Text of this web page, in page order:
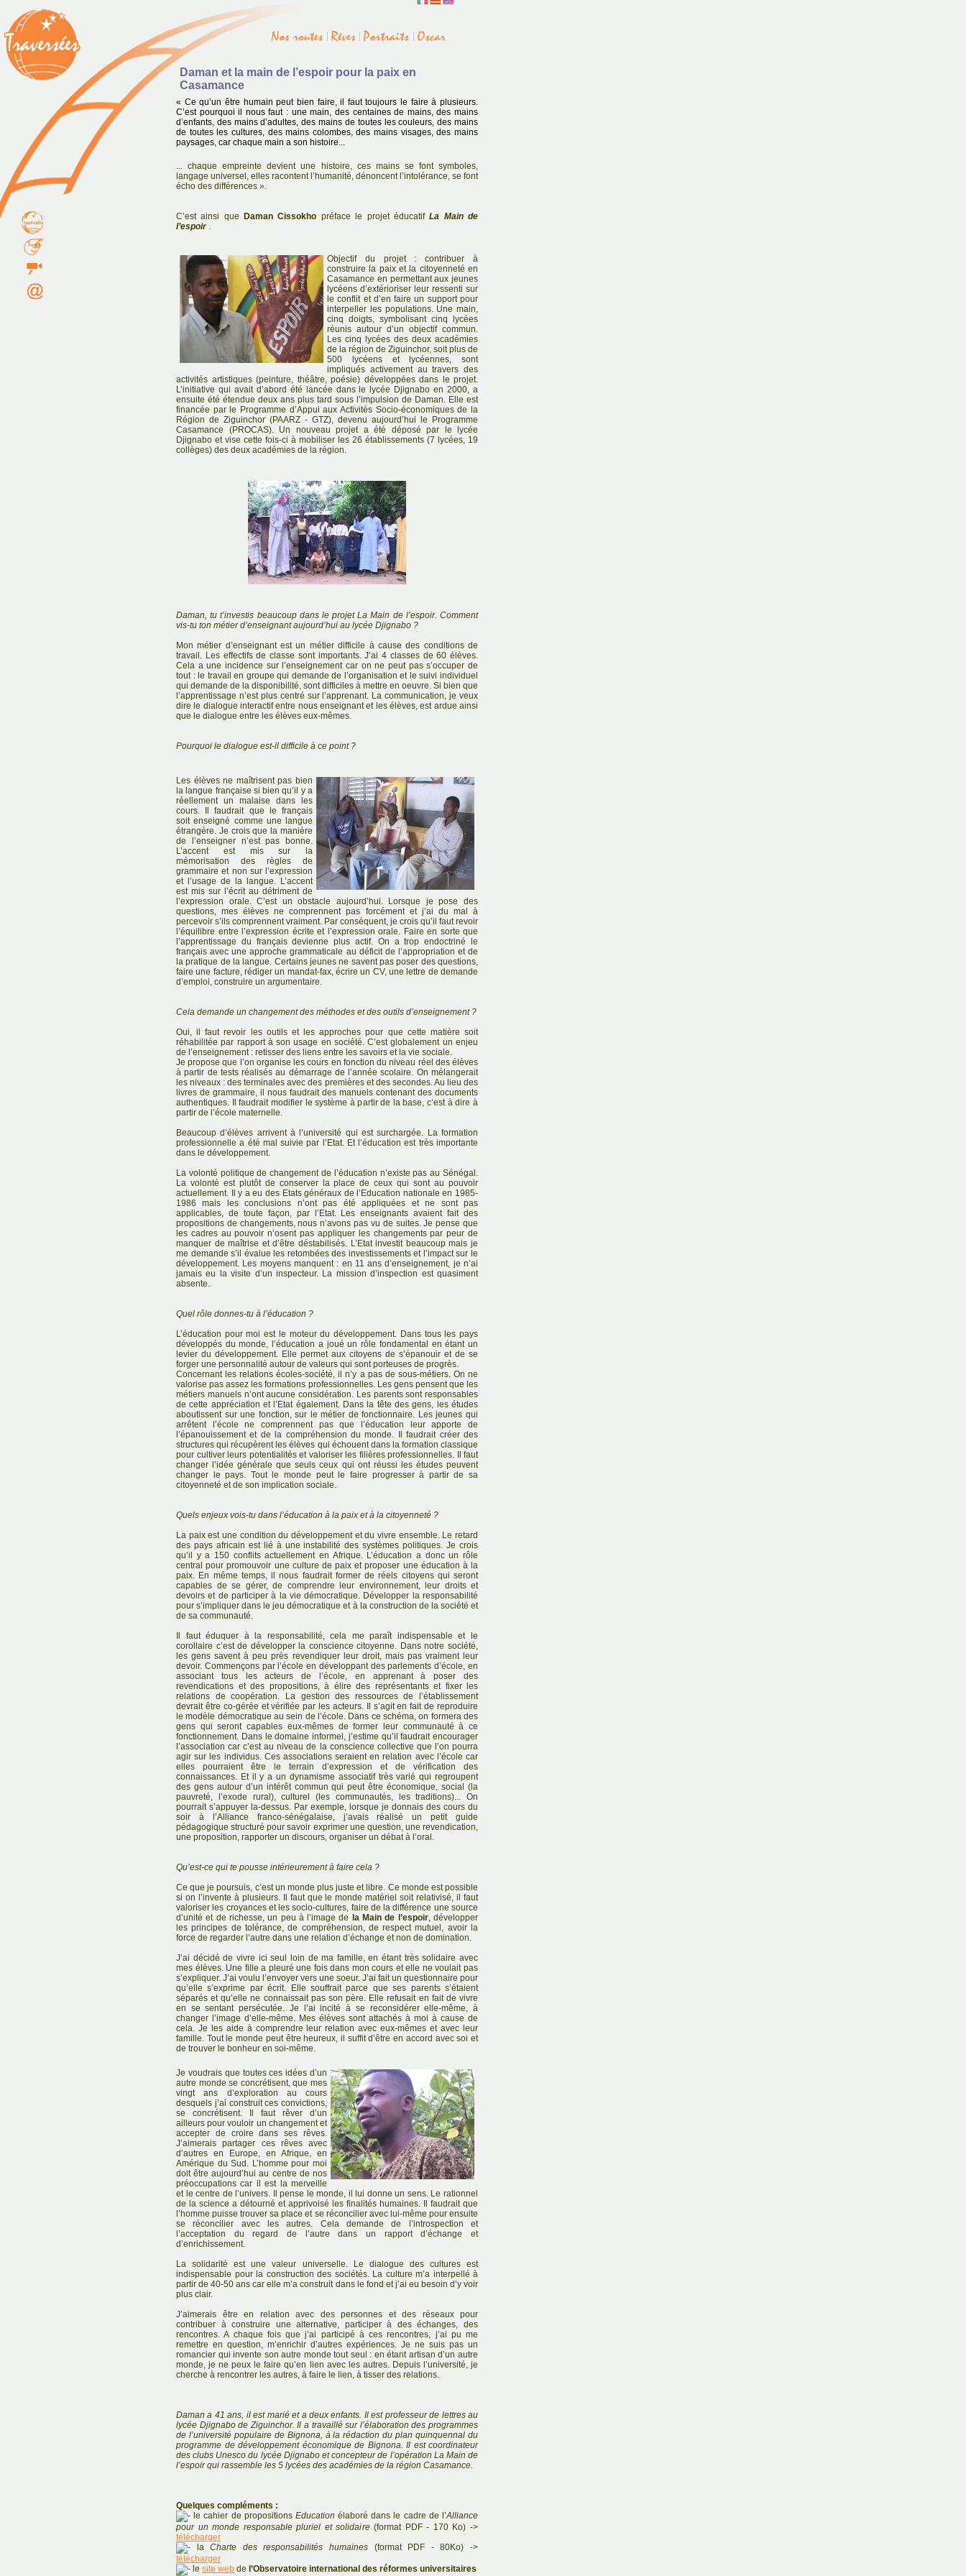
Daman et la main de l’espoir pour la paix en
Casamance
« Ce qu’un être humain peut bien faire, il faut toujours le faire à plusieurs.
C’est pourquoi il nous faut : une main, des centaines de mains, des mains
d’enfants, des mains d’adultes, des mains de toutes les couleurs, des mains
de toutes les cultures, des mains colombes, des mains visages, des mains
paysages, car chaque main a son histoire...
... chaque empreinte devient une histoire, ces mains se font symboles,
langage universel, elles racontent l’humanité, dénoncent l’intolérance, se font
écho des différences ».
C’est ainsi que Daman Cissokho préface le projet éducatifLa Main de
l’espoir .
Objectif du projet : contribuer à
construire la paix et la citoyenneté en
Casamance en permettant aux jeunes
lycéens d’extérioriser leur ressenti sur
le conflit et d’en faire un support pour
interpeller les populations. Une main,
cinq doigts, symbolisant cinq lycées
réunis autour d’un objectif commun.
Les cinq lycées des deux académies
de la région de Ziguinchor, soit plus de
500 lycéens et lycéennes, sont
impliqués activement au travers des
activités artistiques (peinture, théâtre, poésie) développées dans le projet.
L’initiative qui avait d’abord été lancée dans le lycée Djignabo en 2000, a
ensuite été étendue deux ans plus tard sous l’impulsion de Daman. Elle est
financée par le Programme d’Appui aux Activités Socio-économiques de la
Région de Ziguinchor (PAARZ - GTZ), devenu aujourd’hui le Programme
Casamance (PROCAS). Un nouveau projet a été déposé par le lycée
Djignabo et vise cette fois-ci à mobiliser les 26 établissements (7 lycées, 19
collèges) des deux académies de la région.
Daman, tu t’investis beaucoup dans le projet La Main de l’espoir. Comment
vis-tu ton métier d’enseignant aujourd’hui au lycée Djignabo ?
Mon métier d’enseignant est un métier difficile à cause des conditions de
travail. Les effectifs de classe sont importants. J’ai 4 classes de 60 élèves.
Cela a une incidence sur l’enseignement car on ne peut pas s’occuper de
tout : le travail en groupe qui demande de l’organisation et le suivi individuel
qui demande de la disponibilité, sont difficiles à mettre en oeuvre. Si bien que
l’apprentissage n’est plus centré sur l’apprenant. La communication, je veux
dire le dialogue interactif entre nous enseignant et les élèves, est ardue ainsi
que le dialogue entre les élèves eux-mêmes.
Pourquoi le dialogue est-il difficile à ce point ?
Les élèves ne maîtrisent pas bien
la langue française si bien qu’il y a
réellement un malaise dans les
cours. Il faudrait que le français
soit enseigné comme une langue
étrangère. Je crois que la manière
de l’enseigner n’est pas bonne.
L’accent est mis sur la
mémorisation des règles de
grammaire et non sur l’expression
et l’usage de la langue. L’accent
est mis sur l’écrit au détriment de
l’expression orale. C’est un obstacle aujourd’hui. Lorsque je pose des
questions, mes élèves ne comprennent pas forcément et j’ai du mal à
percevoir s’ils comprennent vraiment. Par conséquent, je crois qu’il faut revoir
l’équilibre entre l’expression écrite et l’expression orale. Faire en sorte que
l’apprentissage du français devienne plus actif. On a trop endoctriné le
français avec une approche grammaticale au déficit de l’appropriation et de
la pratique de la langue. Certains jeunes ne savent pas poser des questions,
faire une facture, rédiger un mandat-fax, écrire un CV, une lettre de demande
d’emploi, construire un argumentaire.
Cela demande un changement des méthodes et des outils d’enseignement ?
Oui, il faut revoir les outils et les approches pour que cette matière soit
réhabilitée par rapport à son usage en société. C’est globalement un enjeu
de l’enseignement : retisser des liens entre les savoirs et la vie sociale.
Je propose que l’on organise les cours en fonction du niveau réel des élèves
à partir de tests réalisés au démarrage de l’année scolaire. On mélangerait
les niveaux : des terminales avec des premières et des secondes. Au lieu des
livres de grammaire, il nous faudrait des manuels contenant des documents
authentiques. Il faudrait modifier le système à partir de la base, c’est à dire à
partir de l’école maternelle.
Beaucoup d’élèves arrivent à l’université qui est surchargée. La formation
professionnelle a été mal suivie par l’Etat. Et l’éducation est très importante
dans le développement.
La volonté politique de changement de l’éducation n’existe pas au Sénégal.
La volonté est plutôt de conserver la place de ceux qui sont au pouvoir
actuellement. Il y a eu des Etats généraux de l’Education nationale en 1985-
1986 mais les conclusions n’ont pas été appliquées et ne sont pas
applicables, de toute façon, par l’Etat. Les enseignants avaient fait des
propositions de changements, nous n’avons pas vu de suites. Je pense que
les cadres au pouvoir n’osent pas appliquer les changements par peur de
manquer de maîtrise et d’être déstabilisés. L’Etat investit beaucoup mais je
me demande s’il évalue les retombées des investissements et l’impact sur le
développement. Les moyens manquent : en 11 ans d’enseignement, je n’ai
jamais eu la visite d’un inspecteur. La mission d’inspection est quasiment
absente.
Quel rôle donnes-tu à l’éducation ?
L’éducation pour moi est le moteur du développement. Dans tous les pays
développés du monde, l’éducation a joué un rôle fondamental en étant un
levier du développement. Elle permet aux citoyens de s’épanouir et de se
forger une personnalité autour de valeurs qui sont porteuses de progrès.
Concernant les relations écoles-société, il n’y a pas de sous-métiers. On ne
valorise pas assez les formations professionnelles. Les gens pensent que les
métiers manuels n’ont aucune considération. Les parents sont responsables
de cette appréciation et l’Etat également. Dans la tête des gens, les études
aboutissent sur une fonction, sur le métier de fonctionnaire. Les jeunes qui
arrêtent l’école ne comprennent pas que l’éducation leur apporte de
l’épanouissement et de la compréhension du monde. Il faudrait créer des
structures qui récupèrent les élèves qui échouent dans la formation classique
pour cultiver leurs potentialités et valoriser les filières professionnelles. Il faut
changer l’idée générale que seuls ceux qui ont réussi les études peuvent
changer le pays. Tout le monde peut le faire progresser à partir de sa
citoyenneté et de son implication sociale.
Quels enjeux vois-tu dans l’éducation à la paix et à la citoyenneté ?
La paix est une condition du développement et du vivre ensemble. Le retard
des pays africain est lié à une instabilité des systèmes politiques. Je crois
qu’il y a 150 conflits actuellement en Afrique. L’éducation a donc un rôle
central pour promouvoir une culture de paix et proposer une éducation à la
paix. En même temps, il nous faudrait former de réels citoyens qui seront
capables de se gérer, de comprendre leur environnement, leur droits et
devoirs et de participer à la vie démocratique. Développer la responsabilité
pour s’impliquer dans le jeu démocratique et à la construction de la société et
de sa communauté.
Il faut éduquer à la responsabilité, cela me paraît indispensable et le
corollaire c’est de développer la conscience citoyenne. Dans notre société,
les gens savent à peu près revendiquer leur droit, mais pas vraiment leur
devoir. Commençons par l’école en développant des parlements d’école, en
associant tous les acteurs de l’école, en apprenant à poser des
revendications et des propositions, à élire des représentants et fixer les
relations de coopération. La gestion des ressources de l’établissement
devrait être co-gérée et vérifiée par les acteurs. Il s’agit en fait de reproduire
le modèle démocratique au sein de l’école. Dans ce schéma, on formera des
gens qui seront capables eux-mêmes de former leur communauté à ce
fonctionnement. Dans le domaine informel, j’estime qu’il faudrait encourager
l’association car c’est au niveau de la conscience collective que l’on pourra
agir sur les individus. Ces associations seraient en relation avec l’école car
elles pourraient être le terrain d’expression et de vérification des
connaissances. Et il y a un dynamisme associatif très varié qui regroupent
des gens autour d’un intérêt commun qui peut être économique, social (la
pauvreté, l’exode rural), culturel (les communautés, les traditions)... On
pourrait s’appuyer la-dessus. Par exemple, lorsque je donnais des cours du
soir à l’Alliance franco-sénégalaise, j’avais réalisé un petit guide
pédagogique structuré pour savoir exprimer une question, une revendication,
une proposition, rapporter un discours, organiser un débat à l’oral.
Qu’est-ce qui te pousse intérieurement à faire cela ?
Ce que je poursuis, c’est un monde plus juste et libre. Ce monde est possible
si on l’invente à plusieurs. Il faut que le monde matériel soit relativisé, il faut
valoriser les croyances et les socio-cultures, faire de la différence une source
d’unité et de richesse, un peu à l’image de
la Main de l’espoir, développer
les principes de tolérance, de compréhension, de respect mutuel, avoir la
force de regarder l’autre dans une relation d’échange et non de domination.
J’ai décidé de vivre ici seul loin de ma famille, en étant très solidaire avec
mes élèves. Une fille a pleuré une fois dans mon cours et elle ne voulait pas
s’expliquer. J’ai voulu l’envoyer vers une soeur. J’ai fait un questionnaire pour
qu’elle s’exprime par écrit. Elle souffrait parce que ses parents s’étaient
séparés et qu’elle ne connaissait pas son père. Elle refusait en fait de vivre
en se sentant persécutée. Je l’ai incité à se reconsidérer elle-même, à
changer l’image d’elle-même. Mes élèves sont attachés à moi à cause de
cela. Je les aide à comprendre leur relation avec eux-mêmes et avec leur
famille. Tout le monde peut être heureux, il suffit d’être en accord avec soi et
de trouver le bonheur en soi-même.
Je voudrais que toutes ces idées d’un
autre monde se concrétisent, que mes
vingt ans d’exploration au cours
desquels j’ai construit ces convictions,
se concrétisent. Il faut rêver d’un
ailleurs pour vouloir un changement et
accepter de croire dans ses rêves.
J’aimerais partager ces rêves avec
d’autres en Europe, en Afrique, en
Amérique du Sud. L’homme pour moi
doit être aujourd’hui au centre de nos
préoccupations car il est la merveille
et le centre de l’univers. Il pense le monde, il lui donne un sens. Le rationnel
de la science a détourné et apprivoisé les finalités humaines. Il faudrait que
l’homme puisse trouver sa place et se réconcilier avec lui-même pour ensuite
se réconcilier avec les autres. Cela demande de l’introspection et
l’acceptation du regard de l’autre dans un rapport d’échange et
d’enrichissement.
La solidarité est une valeur universelle. Le dialogue des cultures est
indispensable pour la construction des sociétés. La culture m’a interpellé à
partir de 40-50 ans car elle m’a construit dans le fond et j’ai eu besoin d’y voir
plus clair.
J’aimerais être en relation avec des personnes et des réseaux pour
contribuer à construire une alternative, participer à des échanges, des
rencontres. A chaque fois que j’ai participé à ces rencontres, j’ai pu me
remettre en question, m’enrichir d’autres expériences. Je ne suis pas un
romancier qui invente son autre monde tout seul : en étant artisan d’un autre
monde, je ne peux le faire qu’en lien avec les autres. Depuis l’université, je
cherche à rencontrer les autres, à faire le lien, à tisser des relations.
Daman a 41 ans, il est marié et a deux enfants. Il est professeur de lettres au
lycée Djignabo de Ziguinchor. Il a travaillé sur l’élaboration des programmes
de l’université populaire de Bignona, à la rédaction du plan quinquennal du
programme de développement économique de Bignona. Il est coordinateur
des clubs Unesco du lycée Djignabo et concepteur de l’opération La Main de
l’espoir qui rassemble les 5 lycées des académies de la région Casamance.
Quelques compléments :
le cahier de propositions Education élaboré dans le cadre de l’Alliance
pour un monde responsable pluriel et solidaire(format PDF - 170 Ko) ->
télécharger
laCharte des responsabilités humaines (format PDF - 80Ko) ->
télécharger
le site web de l’Observatoire international des réformes universitaires